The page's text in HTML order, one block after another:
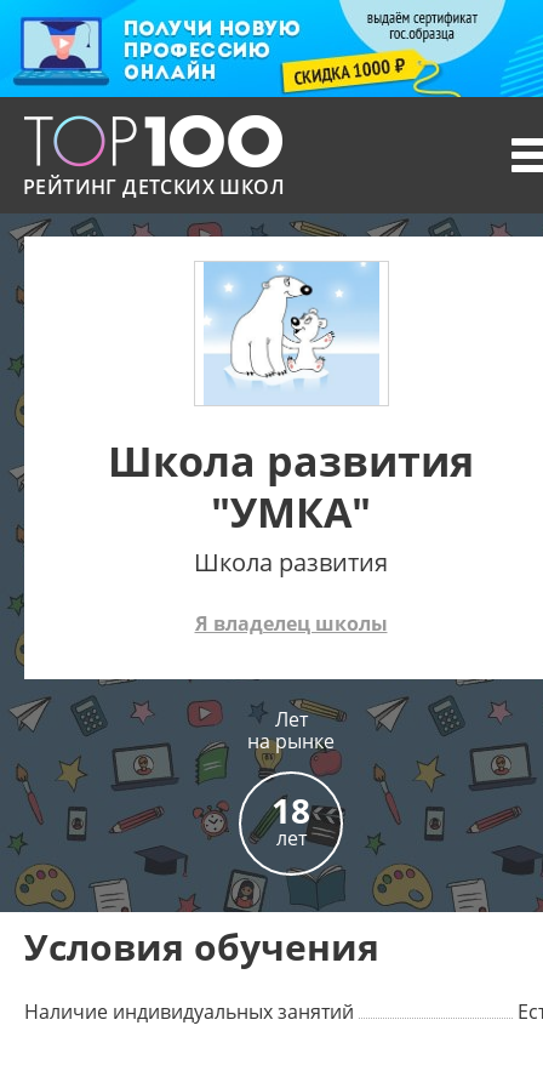
РЕЙТИНГ ДЕТСКИХ ШКОЛ
Школа развития
"УМКА"
Школа развития
Я владелец школы
Лет
на рынке
18
лет
Условия обучения
Наличие индивидуальных занятий